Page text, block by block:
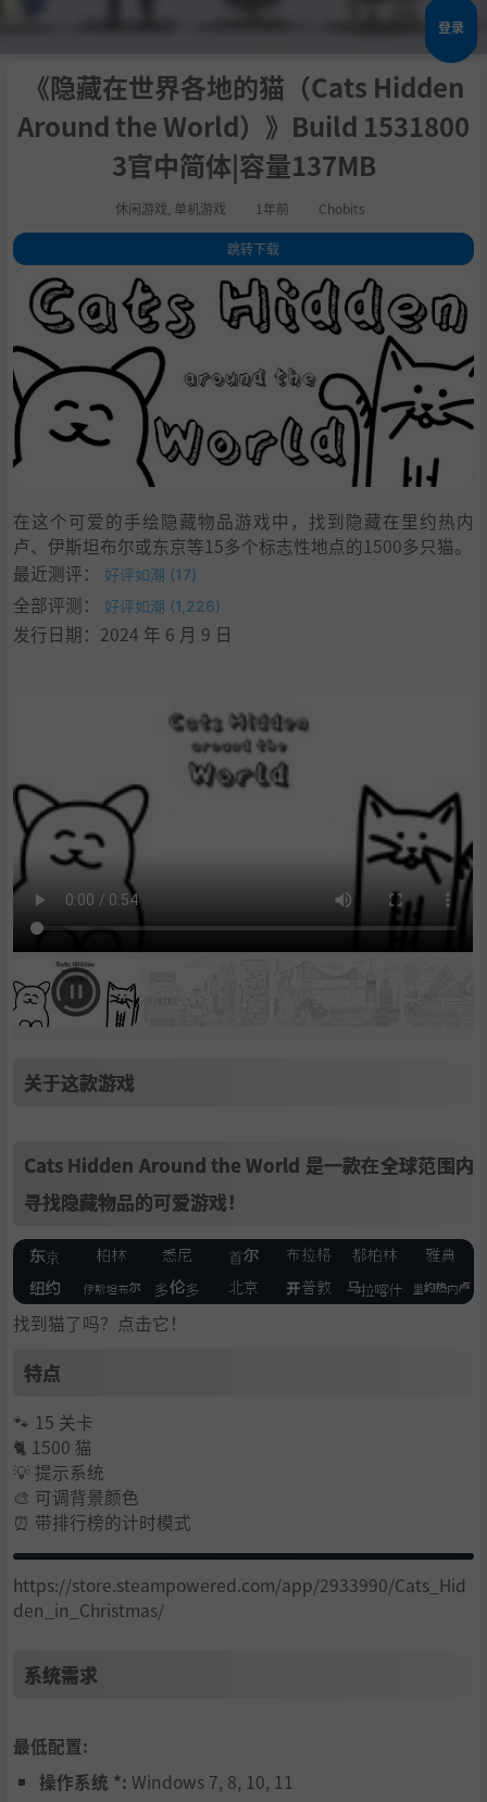
登录
《隐藏在世界各地的猫（Cats Hidden
Around the World）》Build 1531800
3官中简体|容量137MB
休闲游戏 单机游戏 1年前 Chobits
跳转下载
关于这款游戏
2 .Cats Hidden Around the World 是一款在全球范围内寻找隐藏物品的可
爱游戏！
3.特点
.系统需求
5
支持作者
学习版下载
在这个可爱的手绘隐藏物品游戏中，找到隐藏在里约热内
卢、伊斯坦布尔或东京等15多个标志性地点的1500多只猫。
最近测评：
好评如潮 (17)
全部评测： 好评如潮 (1,226)
发行日期：2024 年 6 月 9 日
关于这款游戏
Cats Hidden Around the World 是一款在全球范围内
寻找隐藏物品的可爱游戏！
找到猫了吗？点击它！
特点
🐾 15 关卡
🐈 1500 猫
💡 提示系统
🎨 可调背景颜色
⏰ 带排行榜的计时模式
https://store.steampowered.com/app/2933990/Cats_Hid
den_in_Christmas/
系统需求
最低配置:
操作系统 *: Windows 7, 8, 10, 11